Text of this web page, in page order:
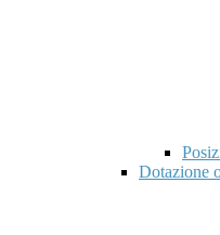
Dotazione